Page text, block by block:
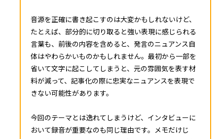
音源を正確に書き起こすのは大変かもしれないけど、
たとえば、部分的に切り取ると強い表現に感じられる
言葉も、前後の内容を含めると、発言のニュアンス自
体はやわらかいものかもしれません。最初から一部を
省いて文字に起こしてしまうと、元の雰囲気を表す材
料が減って、記事化の際に忠実なニュアンスを表現で
きない可能性があります。
今回のテーマとは逸れてしまうけど、インタビューに
おいて録音が重要なのも同じ理由です。メモだけじ